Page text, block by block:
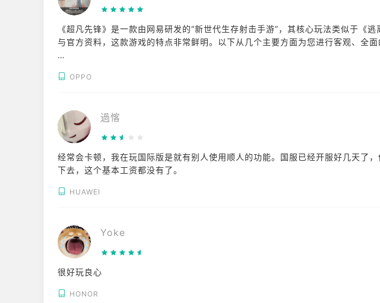
《超凡先锋》是一款由网易研发的“新世代生存射击手游”，其核心玩法类似于《
与官方资料，这款游戏的特点非常鲜明。以下从几个主要方面为您进行客观、全面
与传统“吃鸡”游戏不同，该游戏的核心目标是搜集物资并成功撤离。这种“生存夺
至催生了“搬砖党”和“倒卖军火”的投机者，经济循环体验非常真实。
* 硬核的枪械与词条系统：装备分为白绿蓝紫金等品质，枪械不仅有丰富的配件拓
（如标记弹、伤足射击等），搭配策略丰富。
* 战术博弈与人性考验：由于装备可以带出，玩家在对局中往往显得“抠抠搜搜”
变成“二五仔”（背刺队友），这种残酷的生存博弈极具代入感。
2. 视听体验与操作手感（中规中矩）
左右），对千元机或设备普通的玩家非常友好。
* 操作与打击感：游戏支持滑铲等灵活身法，操作上限较高。但部分玩家反馈，游
反馈较弱（有“打纸板”的感觉），且部分场景下脚步声不够精准，影响“听声辨位”
3. 新手体验与对局环境（核心痛点）
这是目前玩家吐槽最多的方面，主要体现在匹配与外挂问题上：
OPPO
過愘
经常会卡顿，我在玩国际版是就有别人使用顺人的功能。国服已经开服好几天了
下去，这个基本工资都没有了。
HUAWEI
Yoke
很好玩良心
HONOR